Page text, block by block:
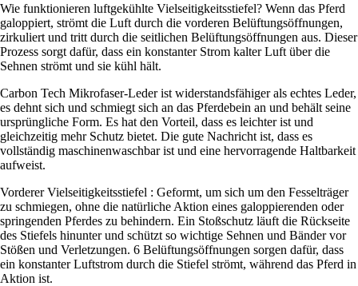
Wie funktionieren luftgekühlte Vielseitigkeitsstiefel? Wenn das Pferd
galoppiert, strömt die Luft durch die vorderen Belüftungsöffnungen,
zirkuliert und tritt durch die seitlichen Belüftungsöffnungen aus. Dieser
Prozess sorgt dafür, dass ein konstanter Strom kalter Luft über die
Sehnen strömt und sie kühl hält.
Carbon Tech Mikrofaser-Leder ist widerstandsfähiger als echtes Leder,
es dehnt sich und schmiegt sich an das Pferdebein an und behält seine
ursprüngliche Form. Es hat den Vorteil, dass es leichter ist und
gleichzeitig mehr Schutz bietet. Die gute Nachricht ist, dass es
vollständig maschinenwaschbar ist und eine hervorragende Haltbarkeit
aufweist.
Vorderer Vielseitigkeitsstiefel : Geformt, um sich um den Fesselträger
zu schmiegen, ohne die natürliche Aktion eines galoppierenden oder
springenden Pferdes zu behindern. Ein Stoßschutz läuft die Rückseite
des Stiefels hinunter und schützt so wichtige Sehnen und Bänder vor
Stößen und Verletzungen. 6 Belüftungsöffnungen sorgen dafür, dass
ein konstanter Luftstrom durch die Stiefel strömt, während das Pferd in
Aktion ist.